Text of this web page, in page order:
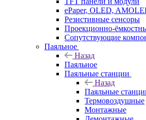
ePaper, OLED,
Резистивные сенсоры
Проекционно-
Сопутствующие
Паяльное
Назад
Паяльное
Паяльные станции
Назад
Паяльные
Термовоздушные
Монтажные